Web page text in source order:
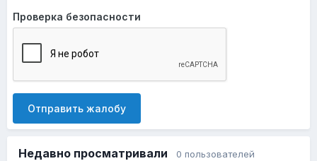
Проверка безопасности
Отправить жалобу
Недавно просматривали 0 пользователей